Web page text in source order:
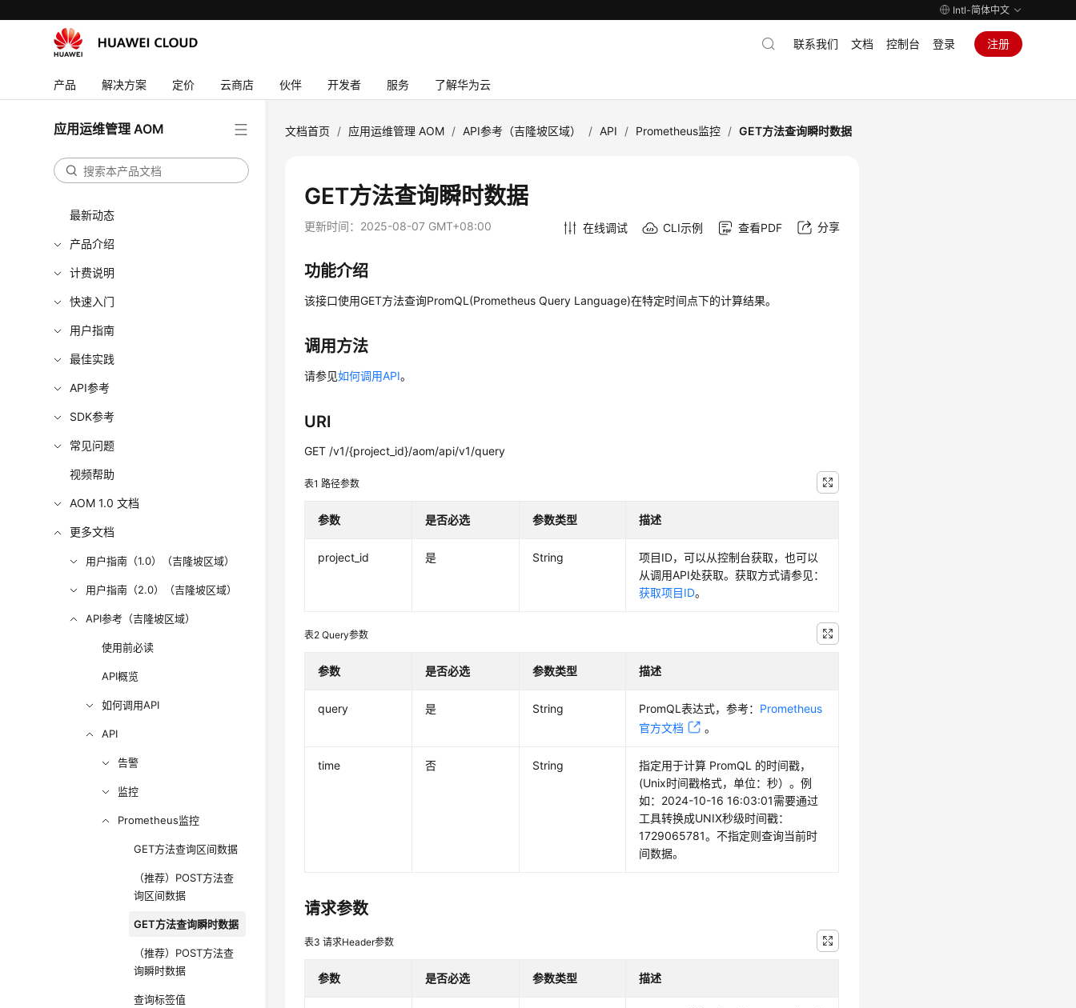
Intl-简体中文
产品 解决方案 定价 云商店 伙伴 开发者 服务 了解华为云
联系我们 文档 控制台 登录 注册
应用运维管理 AOM
最新动态
产品介绍
计费说明
快速入门
用户指南
最佳实践
API参考
SDK参考
常见问题
视频帮助
AOM 1.0 文档
更多文档
用户指南（1.0）（吉隆坡区域）
用户指南（2.0）（吉隆坡区域）
API参考（吉隆坡区域）
使用前必读
API概览
如何调用API
API
告警
监控
Prometheus监控
GET方法查询区间数据
（推荐）POST方法查
询区间数据
GET方法查询瞬时数据
（推荐）POST方法查
询瞬时数据
查询标签值
文档首页 / 应用运维管理 AOM / API参考（吉隆坡区域） / API / Prometheus监控 / GET方法查询瞬时数据
GET方法查询瞬时数据
更新时间： 2025-08-07 GMT+08:00 在线调试 CLI示例 查看PDF 分享
功能介绍
该接口使用GET方法查询PromQL(Prometheus Query Language)在特定时间点下的计算结果。
调用方法
请参见如何调用API。
URI
GET /v1/{project_id}/aom/api/v1/query
表1路径参数
参数 是否必选 参数类型 描述
project_id 是 String
项目ID，可以从控制台获取，也可以
从调用API处获取。获取方式请参见：
获取项目ID。
表2Query参数
参数 是否必选 参数类型 描述
query 是 String PromQL表达式，参考： Prometheus
官方文档
。
time 否 String
指定用于计算 PromQL 的时间戳，
(Unix时间戳格式，单位：秒）。例
如：2024-10-16 16:03:01需要通过
工具转换成UNIX秒级时间戳：
1729065781。不指定则查询当前时
间数据。
请求参数
表3请求Header参数
参数 是否必选 参数类型 描述